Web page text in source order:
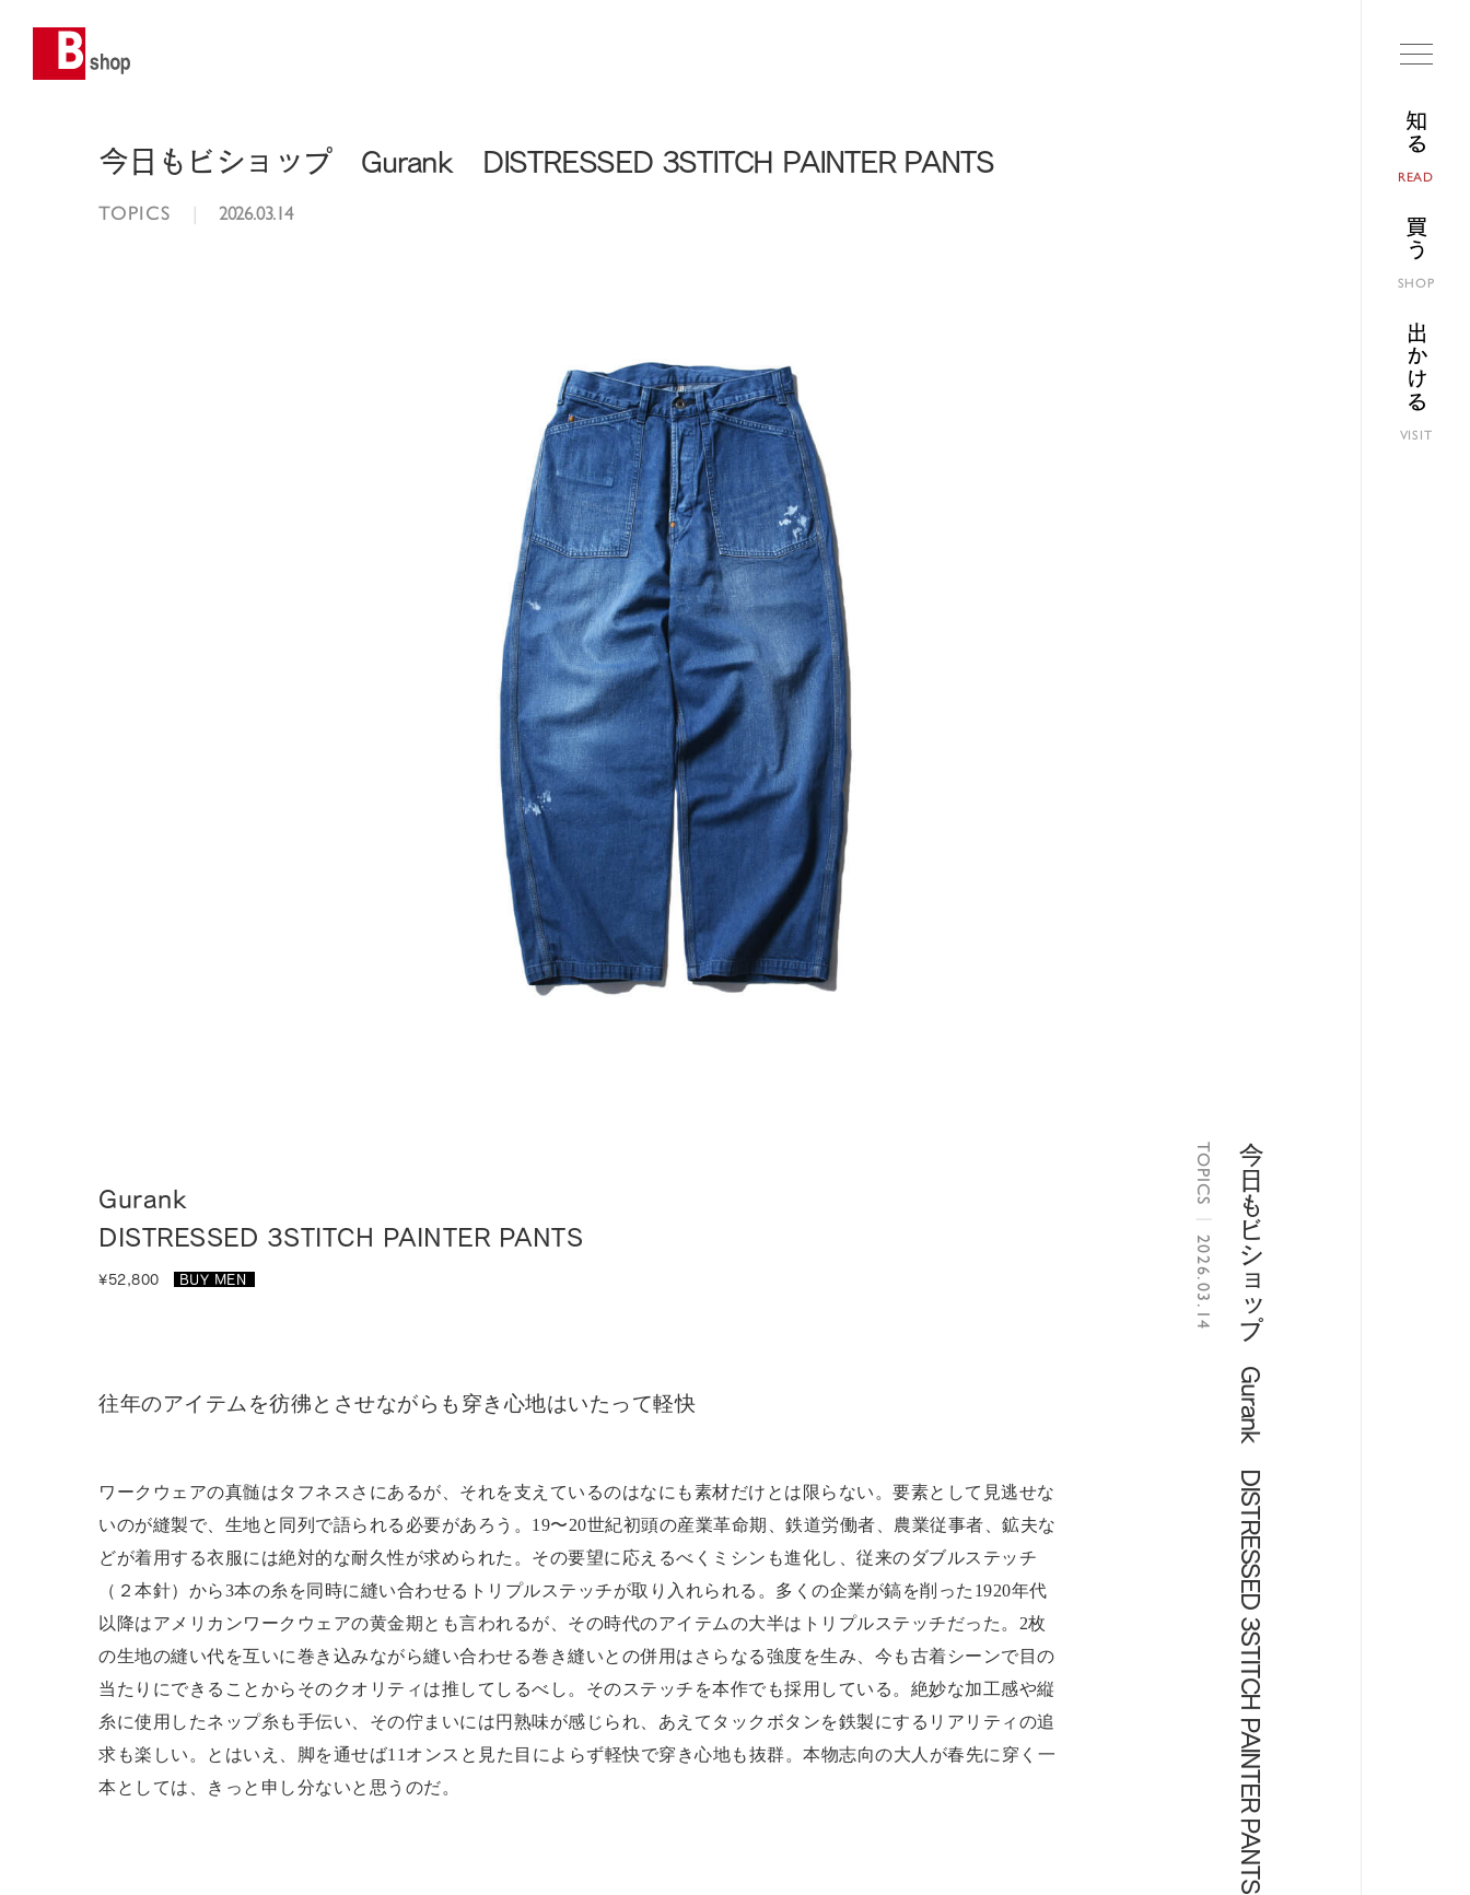
知る
READ
買う
SHOP
出かける
VISIT
今日もビショップ Gurank DISTRESSED 3STITCH PAINTER PANTS
TOPICS | 2026.03.14
Gurank
DISTRESSED 3STITCH PAINTER PANTS
¥52,800 BUY MEN
往年のアイテムを彷彿とさせながらも穿き心地はいたって軽快
ワークウェアの真髄はタフネスさにあるが、それを支えているのはなにも素材だけとは限らない。要素として見逃せな
いのが縫製で、生地と同列で語られる必要があろう。19〜20世紀初頭の産業革命期、鉄道労働者、農業従事者、鉱夫な
どが着用する衣服には絶対的な耐久性が求められた。その要望に応えるべくミシンも進化し、従来のダブルステッチ
（２本針）から3本の糸を同時に縫い合わせるトリプルステッチが取り入れられる。多くの企業が鎬を削った1920年代
以降はアメリカンワークウェアの黄金期とも言われるが、その時代のアイテムの大半はトリプルステッチだった。2枚
の生地の縫い代を互いに巻き込みながら縫い合わせる巻き縫いとの併用はさらなる強度を生み、今も古着シーンで目の
当たりにできることからそのクオリティは推してしるべし。そのステッチを本作でも採用している。絶妙な加工感や縦
糸に使用したネップ糸も手伝い、その佇まいには円熟味が感じられ、あえてタックボタンを鉄製にするリアリティの追
求も楽しい。とはいえ、脚を通せば11オンスと見た目によらず軽快で穿き心地も抜群。本物志向の大人が春先に穿く一
本としては、きっと申し分ないと思うのだ。
今日もビショップ Gurank DISTRESSED 3STITCH PAINTER PANTS
TOPICS
|
2026.03.14